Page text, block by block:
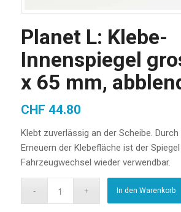
Planet L: Klebe-
Innenspiegel
x 65 mm,
CHF 44.80
Klebt zuverlässig an der Scheibe.
Erneuern der Klebefläche ist der
Fahrzeugwechsel wieder verwendbar.
In den Warenkorb